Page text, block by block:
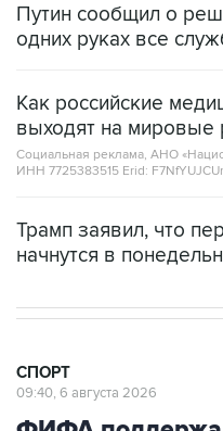
Путин сообщил о
одних руках все
Как российские
выходят на мировые
Социальная реклама, АНО
ИНН 7725383515 Erid:
Трамп заявил, что
начнутся в
СПОРТ
09:40, 6 августа 2026